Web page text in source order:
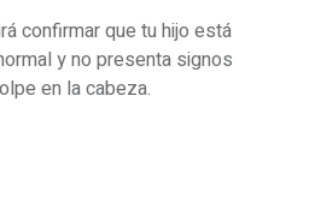
confirmar que tu hijo está
y no presenta signos
en la cabeza.